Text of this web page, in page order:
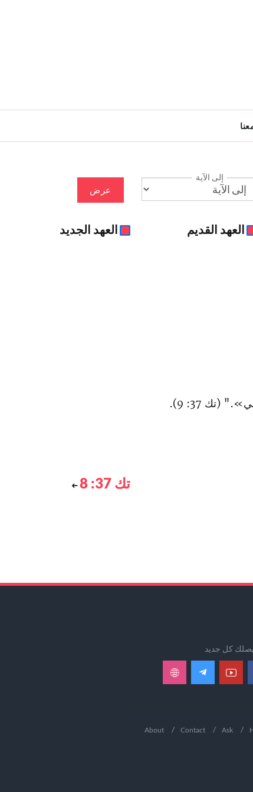
إلى الآية
عرض
العهد القديم العهد الجديد
(تك 37: 9).
تك 37: 8
ليصلك كل جديد
Ask
Contact
About